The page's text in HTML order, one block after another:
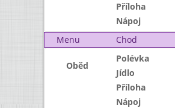
Příloha
Nápoj
Menu
Chod
Oběd
Polévka
Jídlo
Příloha
Nápoj